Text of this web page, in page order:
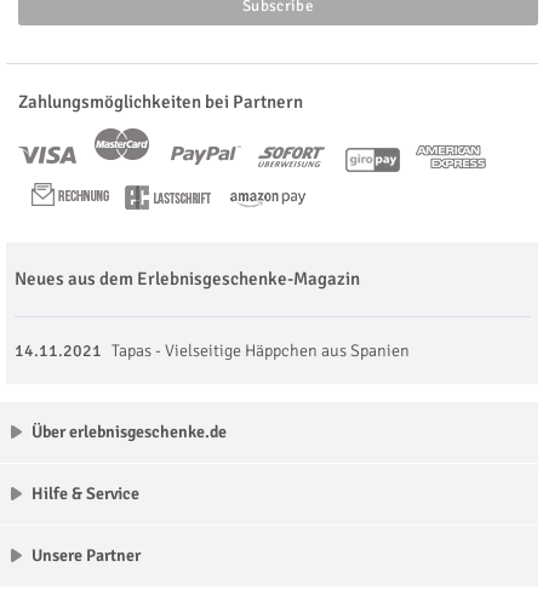
Zahlungsmöglichkeiten bei Partnern
Neues aus dem Erlebnisgeschenke-Magazin
14.11.2021 Tapas - Vielseitige Häppchen aus Spanien
Über erlebnisgeschenke.de
Hilfe & Service
Unsere Partner